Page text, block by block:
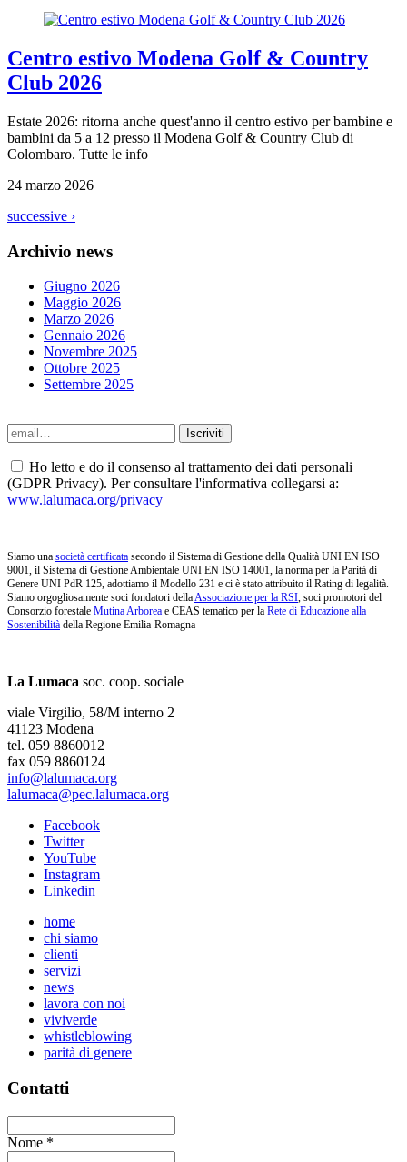
Centro estivo Modena Golf & Country
Club 2026
Estate 2026: ritorna anche quest'anno il centro estivo per bambine e
bambini da 5 a 12 presso il Modena Golf & Country Club di
Colombaro. Tutte le info
24 marzo 2026
successive ›
Archivio news
Giugno 2026
Maggio 2026
Marzo 2026
Gennaio 2026
Novembre 2025
Ottobre 2025
Settembre 2025
Ho letto e do il consenso al trattamento dei dati personali
(GDPR Privacy). Per consultare l'informativa collegarsi a:
www.lalumaca.org/privacy
Siamo una società certificata secondo il Sistema di Gestione della Qualità UNI EN ISO
9001, il Sistema di Gestione Ambientale UNI EN ISO 14001, la norma per la Parità di
Genere UNI PdR 125, adottiamo il Modello 231 e ci è stato attribuito il Rating di legalità.
Siamo orgogliosamente soci fondatori dellaAssociazione per la RSI, soci promotori del
Consorzio forestale Mutina Arborea e CEAS tematico per la Rete di Educazione alla
Sostenibilità della Regione Emilia-Romagna
La Lumaca soc. coop. sociale
viale Virgilio, 58/M interno 2
41123 Modena
tel. 059 8860012
fax 059 8860124
info@lalumaca.org
lalumaca@pec.lalumaca.org
Facebook
Twitter
YouTube
Instagram
Linkedin
home
chi siamo
clienti
servizi
news
lavora con noi
viviverde
whistleblowing
parità di genere
Contatti
Nome *